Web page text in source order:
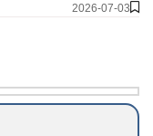
2026-07-03